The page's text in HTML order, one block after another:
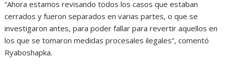
“Ahora estamos revisando todos los casos que estaban
cerrados y fueron separados en varias partes, o que se
investigaron antes, para poder fallar para revertir aquellos en
los que se tomaron medidas procesales ilegales”, comentó
Ryaboshapka.